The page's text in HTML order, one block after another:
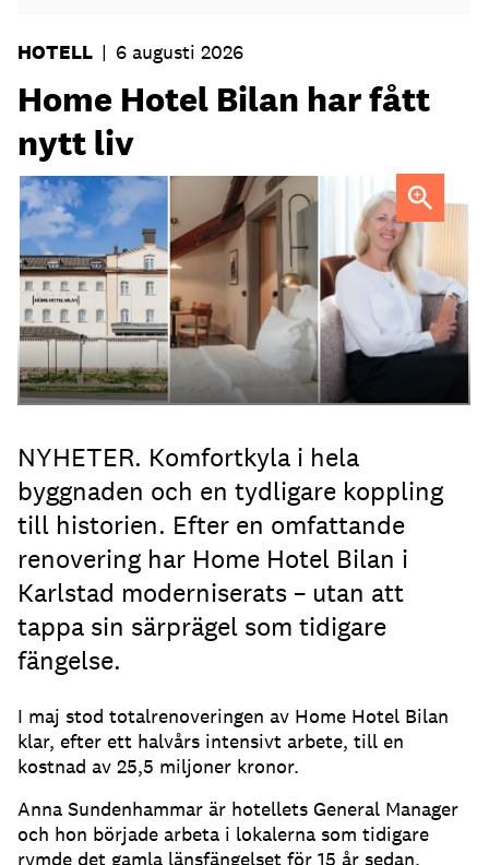
HOTELL | 6 augusti 2026
Home Hotel Bilan har fått
nytt liv
Anna Sundenhammar, General Manager på Home Hotel
Bilan.
NYHETER. Komfortkyla i hela
byggnaden och en tydligare koppling
till historien. Efter en omfattande
renovering har Home Hotel Bilan i
Karlstad moderniserats – utan att
tappa sin särprägel som tidigare
fängelse.
I maj stod totalrenoveringen av Home Hotel Bilan
klar, efter ett halvårs intensivt arbete, till en
kostnad av 25,5 miljoner kronor.
Anna Sundenhammar är hotellets General Manager
och hon började arbeta i lokalerna som tidigare
rymde det gamla länsfängelset för 15 år sedan.